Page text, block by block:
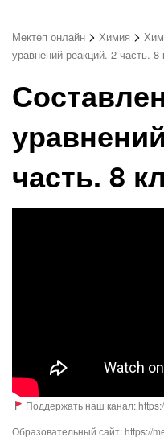
Мектеп онлайн > Химия >
уравнений реакций. 2 часть. 8
часть. 8
Поддержать наш канал:
Образовательный сайт: https://